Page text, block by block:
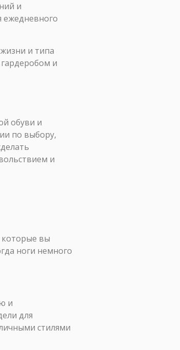
и
ежедневного
и типа
и
обуви и
по выбору,
и
которые вы
ноги немного
и
для
стилями